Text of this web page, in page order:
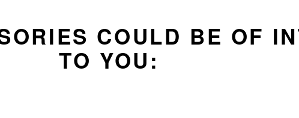
COULD BE OF
TO YOU: